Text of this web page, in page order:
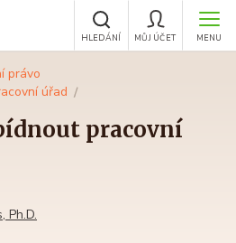
MENU
MŮJ ÚČET
HLEDÁNÍ
právo
úřad
pracovní
Ph.D.